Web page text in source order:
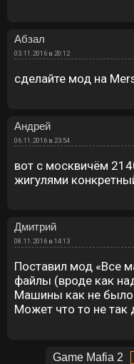
Абзал
03.11.2016 в 20:12
сделайте мод на
Андрей
06.11.2016 в 23:54
вот с москвичём
жигулями
Дмитрий
08.11.2016 в 14:13
Поставил мод «Все
файлы (вроде как
Машины как не было
Может что то не так
Game Mafia 2